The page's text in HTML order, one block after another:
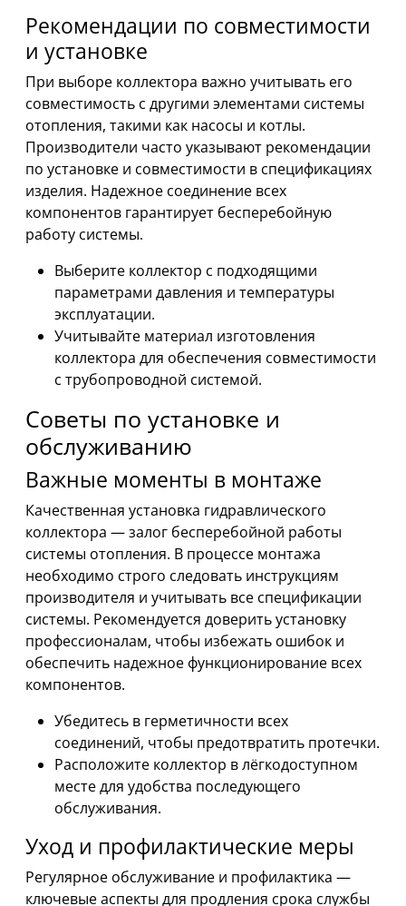
Рекомендации по совместимости
и установке
При выборе коллектора важно учитывать его
совместимость с другими элементами системы
отопления, такими как насосы и котлы.
Производители часто указывают рекомендации
по установке и совместимости в спецификациях
изделия. Надежное соединение всех
компонентов гарантирует бесперебойную
работу системы.
Выберите коллектор с подходящими
параметрами давления и температуры
эксплуатации.
Учитывайте материал изготовления
коллектора для обеспечения совместимости
с трубопроводной системой.
Советы по установке и
обслуживанию
Важные моменты в монтаже
Качественная установка гидравлического
коллектора — залог бесперебойной работы
системы отопления. В процессе монтажа
необходимо строго следовать инструкциям
производителя и учитывать все спецификации
системы. Рекомендуется доверить установку
профессионалам, чтобы избежать ошибок и
обеспечить надежное функционирование всех
компонентов.
Убедитесь в герметичности всех
соединений, чтобы предотвратить протечки.
Расположите коллектор в лёгкодоступном
месте для удобства последующего
обслуживания.
Уход и профилактические меры
Регулярное обслуживание и профилактика —
ключевые аспекты для продления срока службы